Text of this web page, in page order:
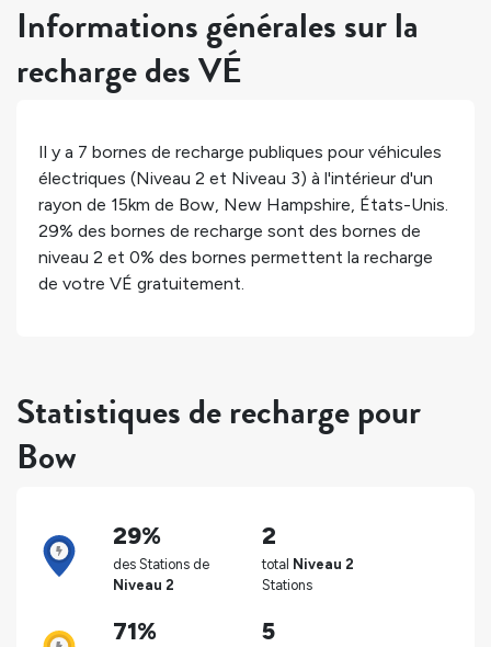
Informations générales sur la
recharge des VÉ
Il y a 7 bornes de recharge publiques pour véhicules
électriques (Niveau 2 et Niveau 3) à l'intérieur d'un
rayon de 15km de Bow, New Hampshire, États-Unis.
29% des bornes de recharge sont des bornes de
niveau 2 et 0% des bornes permettent la recharge
de votre VÉ gratuitement.
Statistiques de recharge pour
Bow
29%
des Stations de
Niveau 2
2
total Niveau 2
Stations
71% 5